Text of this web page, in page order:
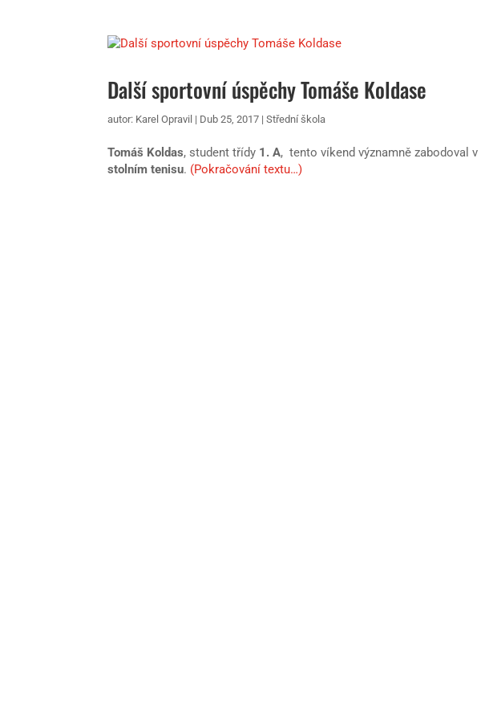
Další sportovní úspěchy Tomáše Koldase
autor: Karel Opravil | Dub 25, 2017 |Střední škola
Tomáš Koldas, student třídy 1. A, tento víkend významně zabodoval v
stolním tenisu. (Pokračování textu…)